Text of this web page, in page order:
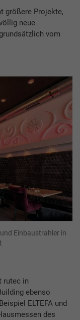
größere Projekte,
neue
vom
Einbaustrahler in
rutec in
ebenso
ELTEFA und
des